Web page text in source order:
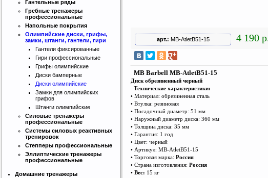
арт.: MB-AtletB51-15 4 190
MB Barbell MB-AtletB51-15
Диск обрезиненный черный
Технические характеристики:
• Материал: обрезиненная сталь
• Втулка: резиновая
• Посадочный диаметр: 51 мм
• Наружный диаметр диска: 360 мм
• Толщина диска: 35 мм
• Гарантия: 1 год
• Цвет: черный
• Артикул: MB-AtletB51-15
• Торговая марка: Россия
• Страна изготовления: Россия
• Вес: 15 кг
Гантельные ряды
Гребные тренажеры
профессиональные
Напольные покрытия
Олимпийские диски, грифы,
замки, штанги, гантели, гири
Гантели фиксированные
Гири профессиональные
Грифы олимпийские
Диски бамперные
Диски олимпийские
Замки для олимпийских
грифов
Штанги олимпийские
Силовые тренажеры
профессиональные
Системы силовых реактивных
тренировок
Степперы профессиональные
Эллиптические тренажеры
профессиональные
Домашние тренажеры